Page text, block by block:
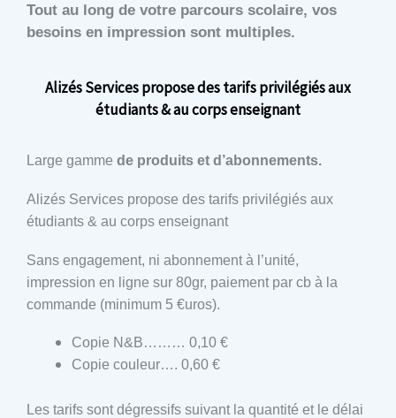
Tout au long de votre parcours scolaire, vos
besoins en impression sont multiples.
Alizés Services propose des tarifs privilégiés aux
étudiants & au corps enseignant
Large gamme de produits et d’abonnements.
Alizés Services propose des tarifs privilégiés aux
étudiants & au corps enseignant
Sans engagement, ni abonnement à l’unité,
impression en ligne sur 80gr, paiement par cb à la
commande (minimum 5 €uros).
Copie N&B……… 0,10 €
Copie couleur…. 0,60 €
Les tarifs sont dégressifs suivant la quantité et le délai